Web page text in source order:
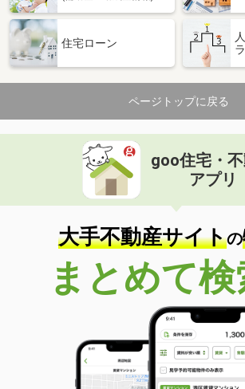
岡山県岡山市北区鹿田町１
2,290万円
住 所
岡山県岡山市北区鹿
専有面積 65.1m²
間取り
2LDK
岡山県岡山市北区平野
価 格
2,850万円
住 所
岡山県岡山市北区平野
専有面積 73.29m²
間取り
3LDK
岡山県岡山市北区野田２
価 格
1,949万円
岡山県岡山市北区野
59.82m²
間取り
3LDK
岡山県岡山市北区津島西坂１
住宅ローン
ページトップに戻る
goo住宅・
アプリ
大手不動産サイトの
まとめて検